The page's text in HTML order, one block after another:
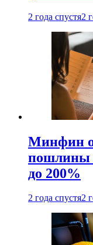
2 года спустя2
Минфин
пошлины
до 200%
2 года спустя2